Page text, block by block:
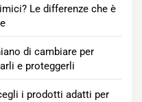
Le differenze che è
di cambiare per
e proteggerli
i prodotti adatti per